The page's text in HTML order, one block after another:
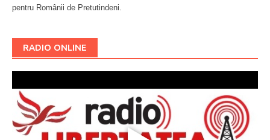
pentru Românii de Pretutindeni.
RADIO ONLINE